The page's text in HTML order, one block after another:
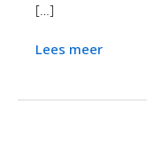
[…]
Lees meer